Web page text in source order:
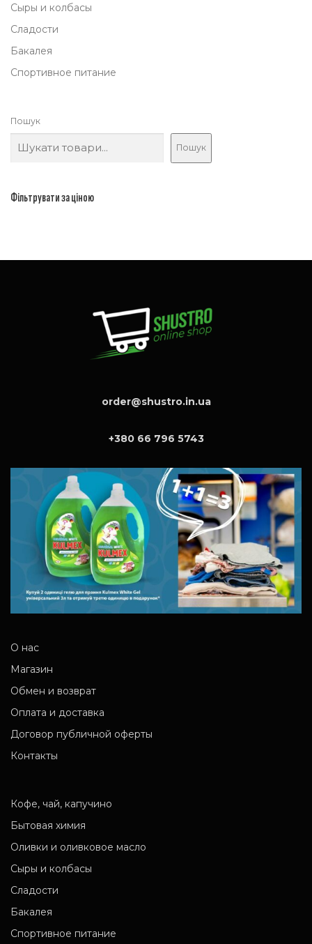
Сыры и колбасы
Сладости
Бакалея
Спортивное питание
Пошук
Пошук
Фільтрувати за ціною
order@shustro.in.ua
+380 66 796 5743
О нас
Магазин
Обмен и возврат
Оплата и доставка
Договор публичной оферты
Контакты
Кофе, чай, капучино
Бытовая химия
Оливки и оливковое масло
Сыры и колбасы
Сладости
Бакалея
Спортивное питание